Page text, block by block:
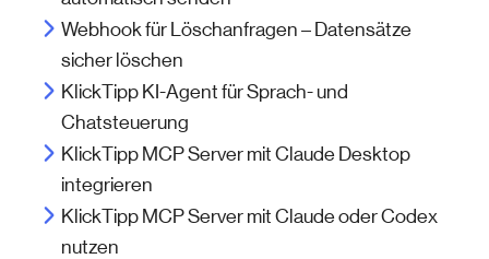
Webhook für Löschanfragen – Datensätze
sicher löschen
KlickTipp KI-Agent für Sprach- und
Chatsteuerung
KlickTipp MCP Server mit Claude Desktop
integrieren
KlickTipp MCP Server mit Claude oder Codex
nutzen